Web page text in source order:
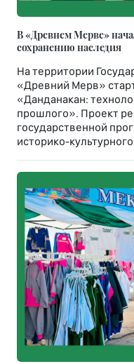
В «Древнем Мерве»
сохранению наследия
На территории
«Древний Мерв»
«Данданакан:
прошлого». Проект
государственной
историко-